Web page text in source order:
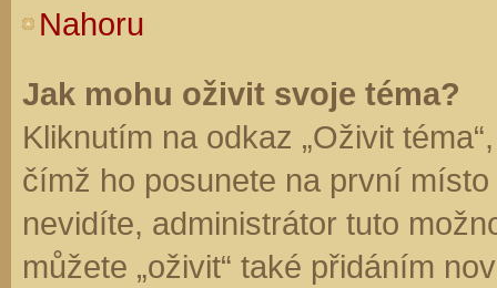
Nahoru
Jak mohu oživit svoje téma?
Kliknutím na odkaz „Oživit
čímž ho posunete na první
nevidíte, administrátor tuto
můžete „oživit“ také přidáním